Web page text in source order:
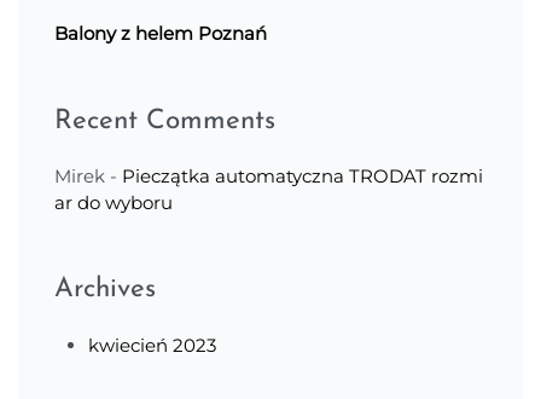
Balony z helem Poznań
Recent Comments
Mirek - Pieczątka automatyczna TRODAT rozmi
ar do wyboru
Archives
kwiecień 2023